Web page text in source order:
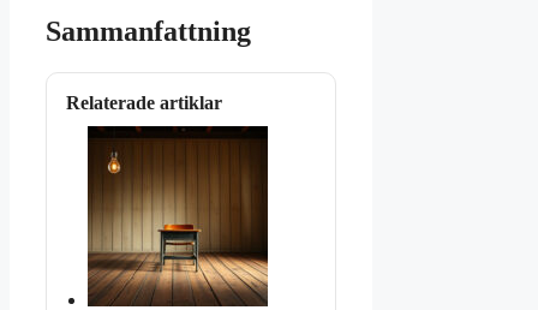
Sammanfattning
Relaterade artiklar